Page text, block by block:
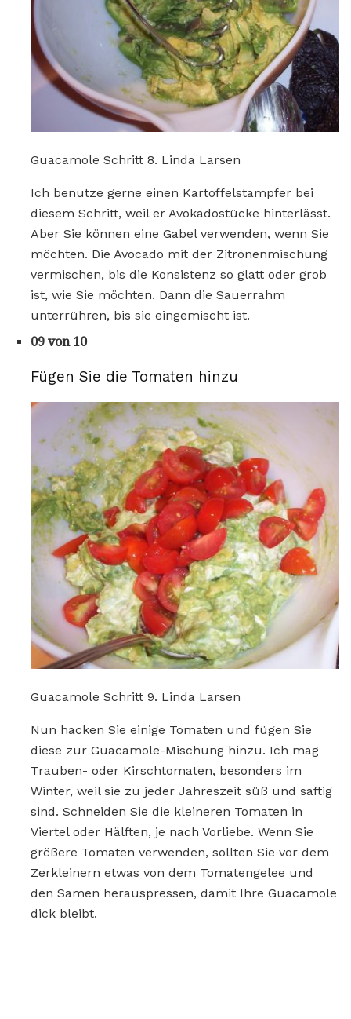
Guacamole Schritt 8. Linda Larsen
Ich benutze gerne einen Kartoffelstampfer bei
diesem Schritt, weil er Avokadostücke hinterlässt.
Aber Sie können eine Gabel verwenden, wenn Sie
möchten. Die Avocado mit der Zitronenmischung
vermischen, bis die Konsistenz so glatt oder grob
ist, wie Sie möchten. Dann die Sauerrahm
unterrühren, bis sie eingemischt ist.
09 von 10
Fügen Sie die Tomaten hinzu
Guacamole Schritt 9. Linda Larsen
Nun hacken Sie einige Tomaten und fügen Sie
diese zur Guacamole-Mischung hinzu. Ich mag
Trauben- oder Kirschtomaten, besonders im
Winter, weil sie zu jeder Jahreszeit süß und saftig
sind. Schneiden Sie die kleineren Tomaten in
Viertel oder Hälften, je nach Vorliebe. Wenn Sie
größere Tomaten verwenden, sollten Sie vor dem
Zerkleinern etwas von dem Tomatengelee und
den Samen herauspressen, damit Ihre Guacamole
dick bleibt.